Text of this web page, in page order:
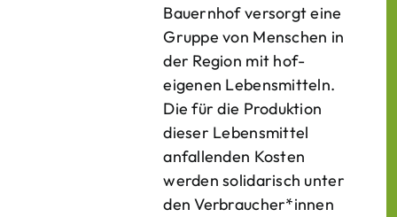
Bauern­hof versorgt eine
Gruppe von Menschen in
der Region mit hof­
eigenen Lebens­mitteln.
Die für die Produktion
dieser Lebens­mittel
anfallenden Kosten
werden solidarisch unter
den Verbraucher*­innen